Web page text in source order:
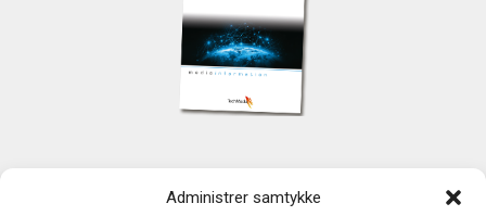
Administrer samtykke
TechMedia A/S